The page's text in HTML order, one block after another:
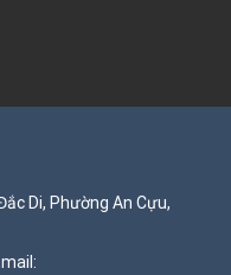
Di, Phường An Cựu,